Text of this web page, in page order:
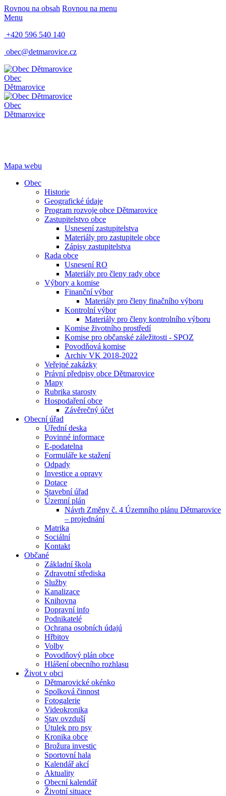
Rovnou na obsah Rovnou na menu
Menu
+420 596 540 140
obec@detmarovice.cz
Obec
Dětmarovice
Obec
Dětmarovice
Mapa webu
Obec
Historie
Geografické údaje
Program rozvoje obce Dětmarovice
Zastupitelstvo obce
Usnesení zastupitelstva
Materiály pro zastupitele obce
Zápisy zastupitelstva
Rada obce
Usnesení RO
Materiály pro členy rady obce
Výbory a komise
Finanční výbor
Materiály pro členy finačního výboru
Kontrolní výbor
Materiály pro členy kontrolního výboru
Komise životního prostředí
Komise pro občanské záležitosti - SPOZ
Povodňová komise
Archiv VK 2018-2022
Veřejné zakázky
Právní předpisy obce Dětmarovice
Mapy
Rubrika starosty
Hospodaření obce
Závěrečný účet
Obecní úřad
Úřední deska
Povinné informace
E-podatelna
Formuláře ke stažení
Odpady
Investice a opravy
Dotace
Stavební úřad
Územní plán
Návrh Změny č. 4 Územního plánu Dětmarovice
– projednání
Matrika
Sociální
Kontakt
Občané
Základní škola
Zdravotní střediska
Služby
Kanalizace
Knihovna
Dopravní info
Podnikatelé
Ochrana osobních údajú
Hřbitov
Volby
Povodňový plán obce
Hlášení obecního rozhlasu
Život v obci
Dětmarovické okénko
Spolková činnost
Fotogalerie
Videokronika
Stav ovzduší
Útulek pro psy
Kronika obce
Brožura investic
Sportovní hala
Kalendář akcí
Aktuality
Obecní kalendář
Životní situace